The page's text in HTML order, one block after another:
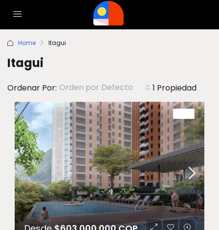
Home Itagui
Itagui
1 Propiedad
Ordenar Por: Orden por Defecto